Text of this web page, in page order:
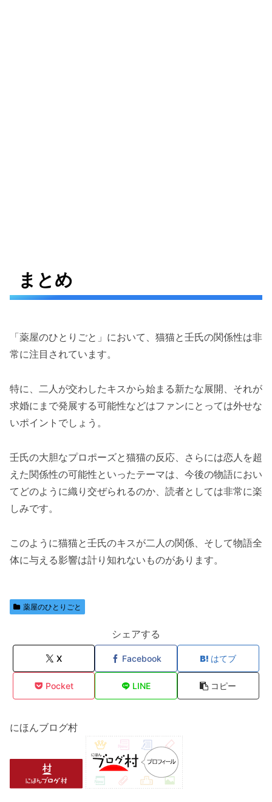
まとめ
「薬屋のひとりごと」において、猫猫と壬氏の関係性は非
常に注目されています。
特に、二人が交わしたキスから始まる新たな展開、それが
求婚にまで発展する可能性などはファンにとっては外せな
いポイントでしょう。
壬氏の大胆なプロポーズと猫猫の反応、さらには恋人を超
えた関係性の可能性といったテーマは、今後の物語におい
てどのように織り交ぜられるのか、読者としては非常に楽
しみです。
このように猫猫と壬氏のキスが二人の関係、そして物語全
体に与える影響は計り知れないものがあります。
薬屋のひとりごと
シェアする
X Facebook はてブ
Pocket LINE コピー
にほんブログ村